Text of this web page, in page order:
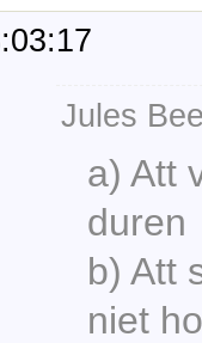
Jules
a) Att
duren
b) Att
niet